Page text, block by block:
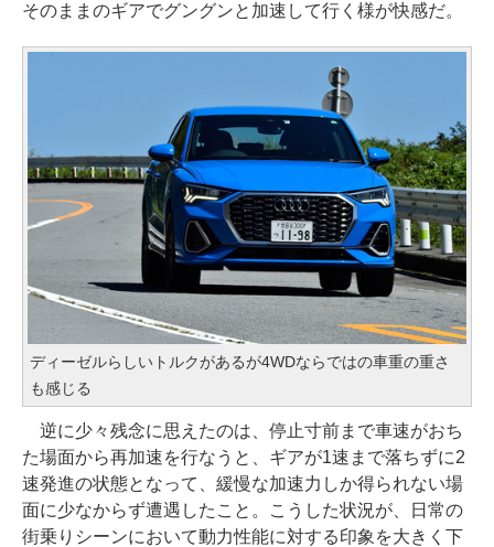
そのままのギアでグングンと加速して行く様が快感だ。
ディーゼルらしいトルクがあるが4WDならではの車重の重さ
も感じる
逆に少々残念に思えたのは、停止寸前まで車速がおち
た場面から再加速を行なうと、ギアが1速まで落ちずに2
速発進の状態となって、緩慢な加速力しか得られない場
面に少なからず遭遇したこと。こうした状況が、日常の
街乗りシーンにおいて動力性能に対する印象を大きく下